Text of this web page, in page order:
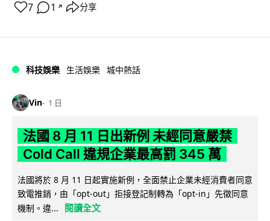
7 1 ↗ 分享
科技娛樂 生活娛樂 城中熱話
Vin 1 日
法國 8 月 11 日出新例 未經同意嚴禁
Cold Call 違規企業最高罰 345 萬
法國將於 8 月 11 日起實施新例，全面禁止企業未經消費者同意
致電推銷，由「opt-out」拒接登記制轉為「opt-in」先徵同意
機制。違...
閱讀全文